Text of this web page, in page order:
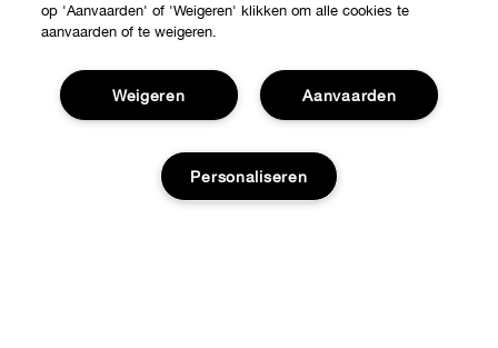
op 'Aanvaarden' of 'Weigeren' klikken om alle cookies te
aanvaarden of te weigeren.
Aanvaarden
Weigeren
Personaliseren